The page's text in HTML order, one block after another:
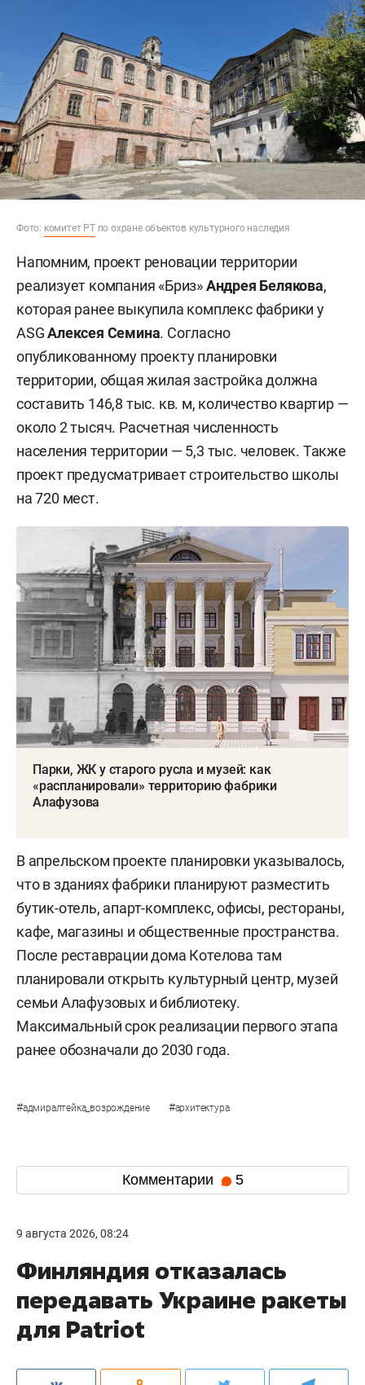
Фото: комитет РТпо охране объектов культурного наследия
Напомним, проект реновации территории
реализует компания «Бриз»Андрея Белякова,
которая ранее выкупила комплекс фабрики у
ASGАлексея Семина. Согласно
опубликованному проекту планировки
территории, общая жилая застройка должна
составить 146,8 тыс. кв. м, количество квартир —
около 2 тысяч. Расчетная численность
населения территории — 5,3 тыс. человек. Также
проект предусматривает строительство школы
на 720 мест.
Парки, ЖК у старого русла и музей: как
«распланировали» территорию фабрики
Алафузова
В апрельском проекте планировки указывалось,
что в зданиях фабрики планируют разместить
бутик-отель, апарт-комплекс, офисы, рестораны,
кафе, магазины и общественные пространства.
После реставрации дома Котелова там
планировали открыть культурный центр, музей
семьи Алафузовых и библиотеку.
Максимальный срок реализации первого этапа
ранее обозначали до 2030 года.
#адмиралтейка_возрождение #архитектура
Комментарии 5
9 августа 2026, 08:24
Финляндия отказалась
передавать Украине ракеты
для Patriot